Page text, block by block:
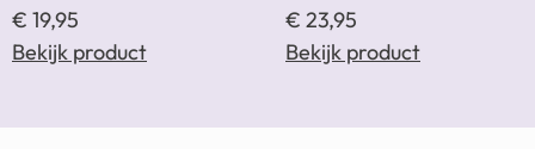
€ 19,95
Bekijk product
€ 23,95
Bekijk product